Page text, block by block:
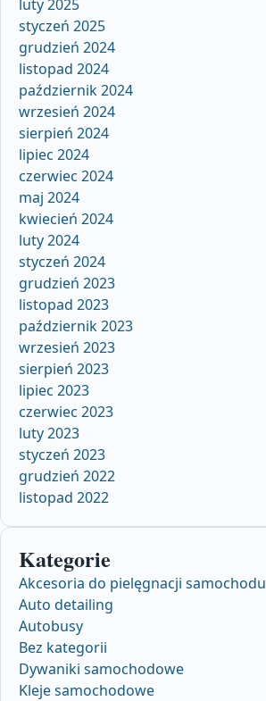
luty 2025
styczeń 2025
grudzień 2024
listopad 2024
październik 2024
wrzesień 2024
sierpień 2024
lipiec 2024
czerwiec 2024
maj 2024
kwiecień 2024
luty 2024
styczeń 2024
grudzień 2023
listopad 2023
październik 2023
wrzesień 2023
sierpień 2023
lipiec 2023
czerwiec 2023
luty 2023
styczeń 2023
grudzień 2022
listopad 2022
Kategorie
Akcesoria do pielęgnacji samochodu
Auto detailing
Autobusy
Bez kategorii
Dywaniki samochodowe
Kleje samochodowe